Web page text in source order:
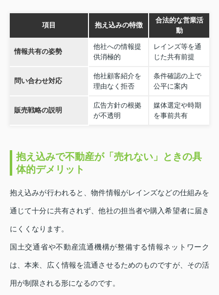
項目 抱え込みの特徴
合法的な営業活
動
情報共有の姿勢
他社への情報提
供消極的
レインズ等を通
じた共有前提
問い合わせ対応
他社顧客紹介を
理由なく拒否
条件確認の上で
公平に案内
販売戦略の説明
広告方針の根拠
が不透明
媒体選定や時期
を事前共有
抱え込みで不動産が「売れない」ときの具
体的デメリット
抱え込みが行われると、物件情報がレインズなどの仕組みを
通じて十分に共有されず、他社の担当者や購入希望者に届き
にくくなります。
国土交通省や不動産流通機構が整備する情報ネットワーク
は、本来、広く情報を流通させるためのものですが、その活
用が制限される形になるのです。